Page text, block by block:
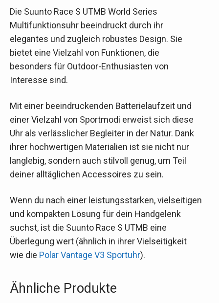
Die Suunto Race S UTMB World Series
Multifunktionsuhr beeindruckt durch ihr
elegantes und zugleich robustes Design. Sie
bietet eine Vielzahl von Funktionen, die
besonders für Outdoor-Enthusiasten von
Interesse sind.
Mit einer beeindruckenden Batterielaufzeit und
einer Vielzahl von Sportmodi erweist sich diese
Uhr als verlässlicher Begleiter in der Natur. Dank
ihrer hochwertigen Materialien ist sie nicht nur
langlebig, sondern auch stilvoll genug, um Teil
deiner alltäglichen Accessoires zu sein.
Wenn du nach einer leistungsstarken, vielseitigen
und kompakten Lösung für dein Handgelenk
suchst, ist die Suunto Race S UTMB eine
Überlegung wert (ähnlich in ihrer Vielseitigkeit
wie die Polar Vantage V3 Sportuhr).
Ähnliche Produkte